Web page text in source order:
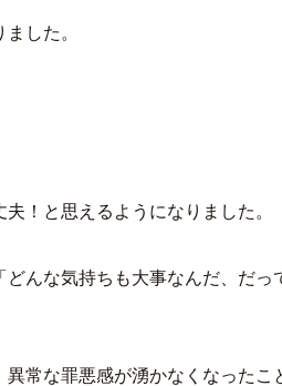
した。
！と思えるようになりました。
んな気持ちも大事なんだ、だ
常な罪悪感が湧かなくなったこ